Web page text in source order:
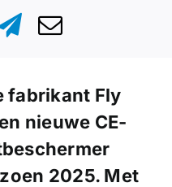
fabrikant Fly
nieuwe CE-
2025. Met